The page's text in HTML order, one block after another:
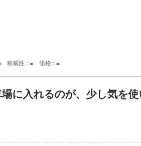
積載性 - 価格 -
に入れるのが、少し気を使